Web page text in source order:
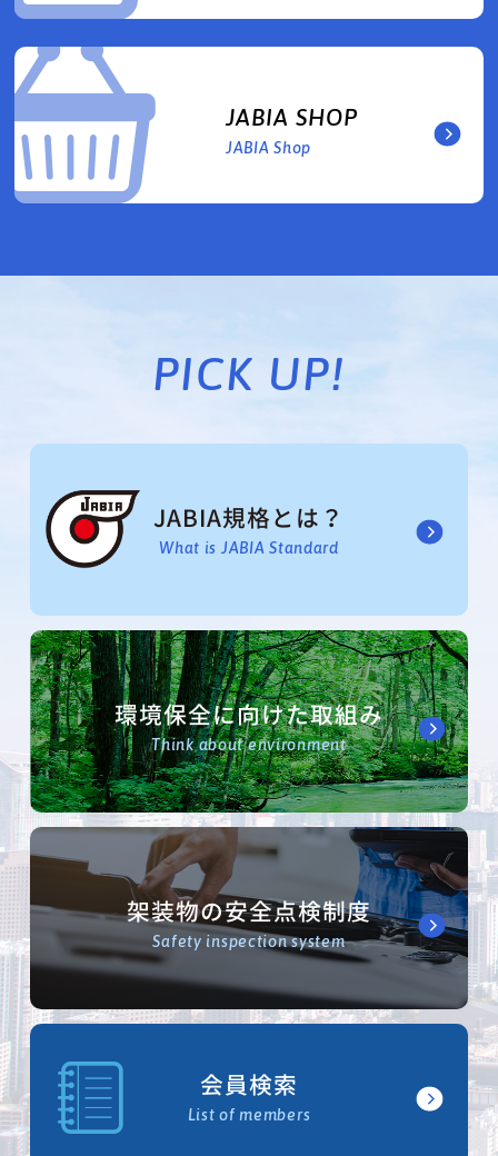
JABIA SHOP
JABIA Shop
PICK UP!
JABIA規格とは？
What is JABIA Standard
環境保全に向けた取組み
Think about environment
架装物の安全点検制度
Safety inspection system
会員検索
List of members